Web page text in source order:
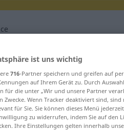
für "intervence"
ist uns wichtig
716-Partner speichern und greifen auf
auf Ihrem Gerät zu. Durch
für die unter „Wir und unsere Partner
Zwecke. Wenn Tracker deaktiviert sind,
für Sie. Sie können dieses Menü
zu widerrufen, indem Sie auf den
Ihre Einstellungen gelten innerhalb